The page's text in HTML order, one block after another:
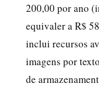
200,00 por ano
equivaler a R$
inclui recursos
imagens por
de